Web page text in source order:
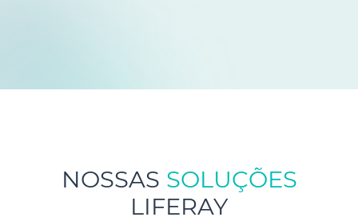
NOSSAS SOLUÇÕES
LIFERAY